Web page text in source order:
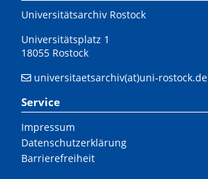
Universitätsarchiv Rostock
Universitätsplatz 1
18055 Rostock
universitaetsarchiv(at)uni-rostock.de
Service
Impressum
Datenschutzerklärung
Barrierefreiheit